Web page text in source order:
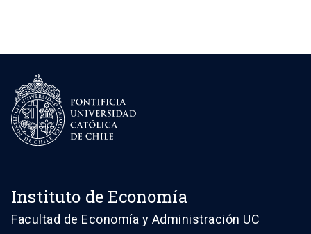
Instituto de Economía
Facultad de Economía y Administración UC